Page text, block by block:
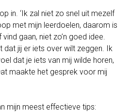
in. ‘Ik zal niet zo snel uit mezelf
met mijn leerdoelen, daarom is
gaan, niet zo’n goed idee.
dat jij er iets over wilt zeggen. Ik
dat je iets van mij wilde horen,
maakte het gesprek voor mij
mijn meest effectieve tips: